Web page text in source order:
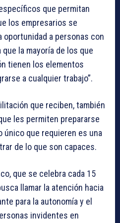
que permitan
los empresarios se
oportunidad a personas con
la mayoría de los que
tienen los elementos
a cualquier trabajo”.
que reciben, también
les permiten prepararse
único que requieren es una
de lo que son capaces.
que se celebra cada 15
llamar la atención hacia
para la autonomía y el
invidentes en